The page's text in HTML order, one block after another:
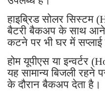
हाइब्रिड सोलर सिस्टम
बैटरी बैकअप के साथ आने
कटने पर भी घर में सप्लाई
होम यूपीएस या इन्वर्टर
यह सामान्य बिजली रहने
के दौरान बैकअप देता है।